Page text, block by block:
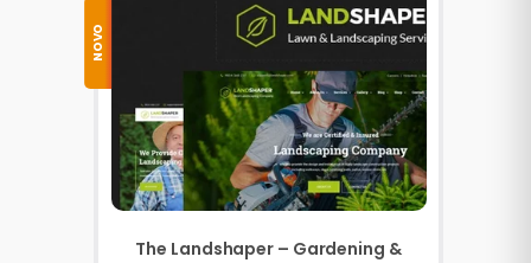
NOVO
The Landshaper – Gardening &